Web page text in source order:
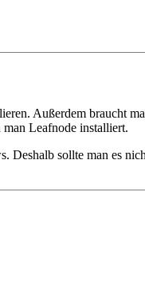
Außerdem braucht
man Leafnode installiert.
Deshalb sollte man es